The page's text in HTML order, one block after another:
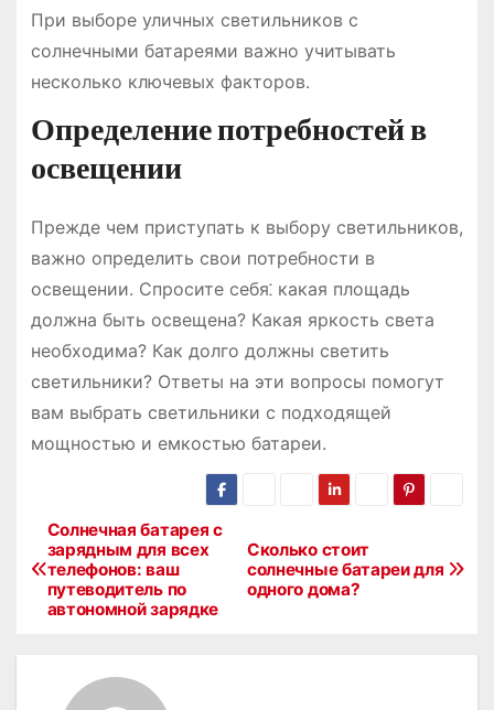
При выборе уличных светильников с
солнечными батареями важно учитывать
несколько ключевых факторов.
Определение потребностей в
освещении
Прежде чем приступать к выбору светильников,
важно определить свои потребности в
освещении. Спросите себя⁚ какая площадь
должна быть освещена? Какая яркость света
необходима? Как долго должны светить
светильники? Ответы на эти вопросы помогут
вам выбрать светильники с подходящей
мощностью и емкостью батареи.
Н
а
Сколько стоит
солнечные батареи для
одного дома?
Солнечная батарея с
зарядным для всех
телефонов: ваш
путеводитель по
автономной зарядке